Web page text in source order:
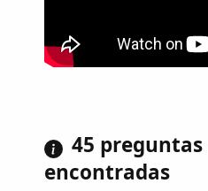
45
encontradas